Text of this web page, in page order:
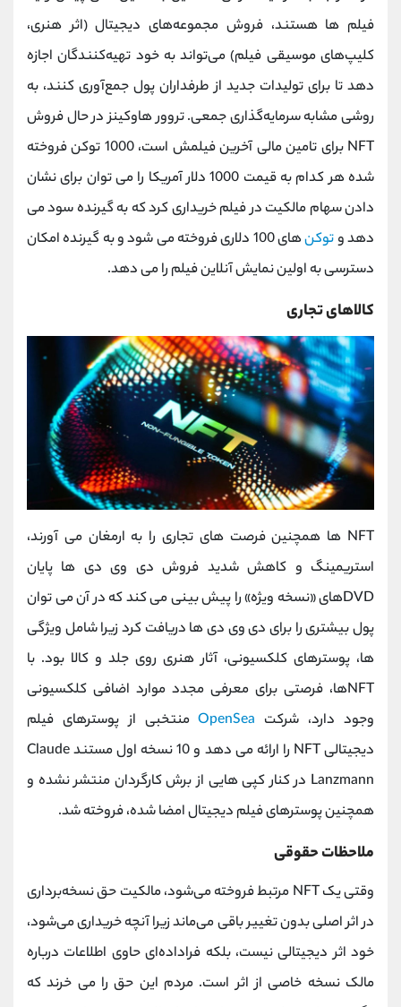
فیلم ها هستند، فروش مجموعه‌های دیجیتال (اثر هنری،
کلیپ‌های موسیقی فیلم) می‌تواند به خود تهیه‌کنندگان اجازه
دهد تا برای تولیدات جدید از طرفداران پول جمع‌آوری کنند، به
روشی مشابه سرمایه‌گذاری جمعی. تروور هاوکینز در حال فروش
NFT برای تامین مالی آخرین فیلمش است، 1000 توکن فروخته
شده هر کدام به قیمت 1000 دلار آمریکا را می توان برای نشان
دادن سهام مالکیت در فیلم خریداری کرد که به گیرنده سود می
دهد وتوکن
های 100 دلاری فروخته می شود و به گیرنده امکان
دسترسی به اولین نمایش آنلاین فیلم را می دهد.
کالاهای تجاری
NFT ها همچنین فرصت های تجاری را به ارمغان می آورند،
استریمینگ و کاهش شدید فروش دی وی دی ها پایان
DVDهای «نسخه ویژه» را پیش بینی می کند که در آن می توان
پول بیشتری را برای دی وی دی ها دریافت کرد زیرا شامل ویژگی
ها، پوسترهای کلکسیونی، آثار هنری روی جلد و کالا بود. با
NFTها، فرصتی برای معرفی مجدد موارد اضافی کلکسیونی
وجود دارد، شرکت OpenSeaمنتخبی از پوسترهای فیلم
دیجیتالی NFT را ارائه می دهد و 10 نسخه اول مستند Claude
Lanzmann در کنار کپی هایی از برش کارگردان منتشر نشده و
همچنین پوسترهای فیلم دیجیتال امضا شده، فروخته شد.
ملاحظات حقوقی
وقتی یک NFT مرتبط فروخته می‌شود، مالکیت حق نسخه‌برداری
در اثر اصلی بدون تغییر باقی می‌ماند زیرا آنچه خریداری می‌شود،
خود اثر دیجیتالی نیست، بلکه فراداده‌ای حاوی اطلاعات درباره
مالک نسخه خاصی از اثر است. مردم این حق را می خرند که